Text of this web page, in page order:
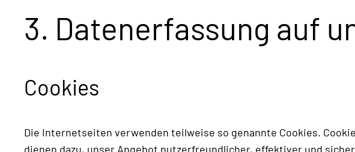
3. Datenerfassung auf
Cookies
Die Internetseiten verwenden teilweise so genannte Cookies.
dienen dazu, unser Angebot nutzerfreundlicher, effektiver und